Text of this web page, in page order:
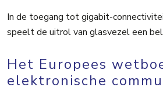
In de toegang tot gigabit-
speelt de uitrol van glasvezel een
Het Europees
elektronische